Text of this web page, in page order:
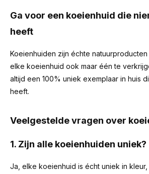
Ga voor een koeienhuid die
heeft
Koeienhuiden zijn échte
elke koeienhuid ook maar één te
altijd een 100% uniek exemplaar in huis
heeft.
Veelgestelde vragen over
1. Zijn alle koeienhuiden uniek?
Ja, elke koeienhuid is écht uniek in